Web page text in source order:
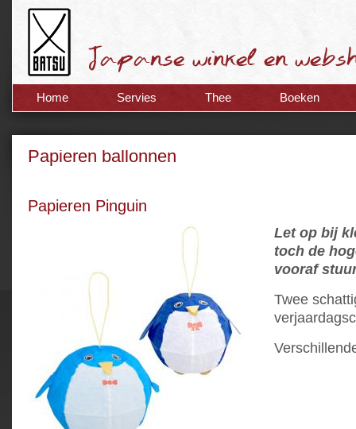
Home Servies Thee Boeken
Papieren ballonnen
Papieren Pinguin
Let op bij
toch de
vooraf
Twee